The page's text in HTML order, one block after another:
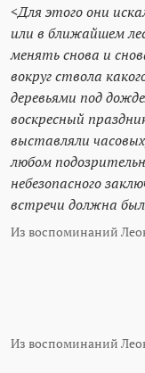
<Для этого они
или в ближайшем
менять снова и
вокруг ствола
деревьями под
воскресный
выставляли
любом
небезопасного
встречи должна
Из воспоминаний
Из воспоминаний